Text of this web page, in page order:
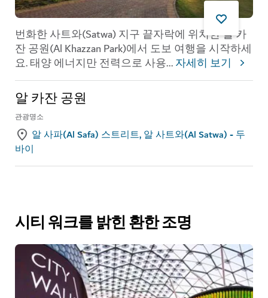
번화한 사트와(Satwa) 지구 끝자락에 위치한 알 카
잔 공원(Al Khazzan Park)에서 도보 여행을 시작하세
요. 태양 에너지만 전력으로 사용...자세히 보기
알 카잔 공원
관광명소
알 사파(Al Safa) 스트리트, 알 사트와(Al Satwa) - 두
바이
시티 워크를 밝힌 환한 조명